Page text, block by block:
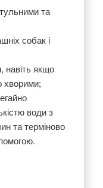
та
собак і
навіть якщо
хворими;
води з
та терміново